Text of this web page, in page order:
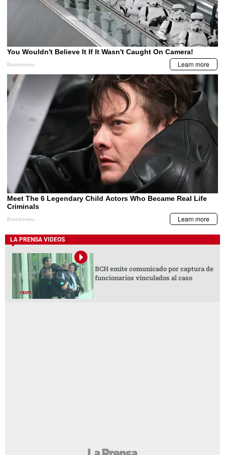
LA PRENSA VIDEOS
BCH emite comunicado por captura de
funcionarios vinculados al caso